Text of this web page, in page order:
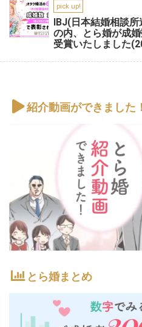
pick up!
IBJ(日本結婚相談
の内、とら婚が成
受賞いたしました
紹介動画ができました！
とら婚まとめ